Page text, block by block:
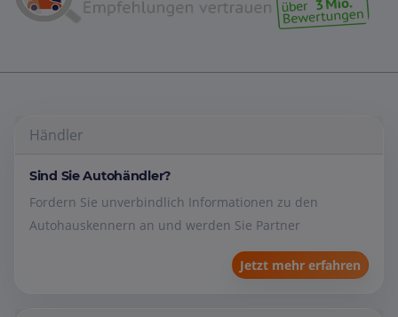
Händler
Sind Sie Autohändler?
Fordern Sie unverbindlich Informationen zu den
Autohauskennern an und werden Sie Partner
Jetzt mehr erfahren